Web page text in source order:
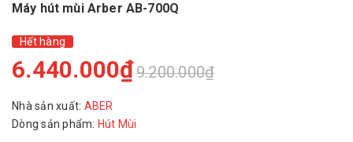
Máy hút mùi Arber AB-700Q
Hết hàng
6.440.000₫9.200.000₫
Nhà sản xuất: ABER
Dòng sản phẩm: Hút Mùi